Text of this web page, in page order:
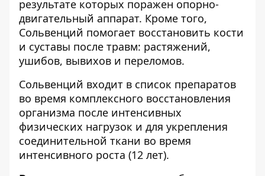
результате которых поражен опорно-
двигательный аппарат. Кроме того,
Сольвенций помогает восстановить кости
и суставы после травм: растяжений,
ушибов, вывихов и переломов.
Сольвенций входит в список препаратов
во время комплексного восстановления
организма после интенсивных
физических нагрузок и для укрепления
соединительной ткани во время
интенсивного роста (12 лет).